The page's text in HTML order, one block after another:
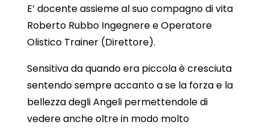
E’ docente assieme al suo compagno di vita
Roberto Rubbo Ingegnere e Operatore
Olistico Trainer (Direttore).
Sensitiva da quando era piccola è cresciuta
sentendo sempre accanto a se la forza e la
bellezza degli Angeli permettendole di
vedere anche oltre in modo molto